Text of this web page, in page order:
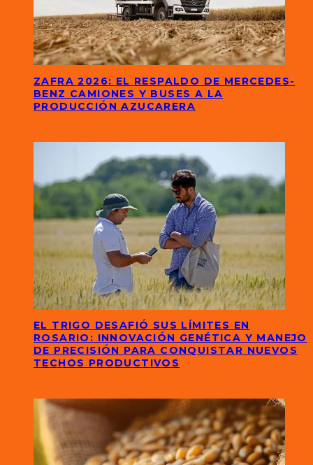
ZAFRA 2026: EL RESPALDO DE MERCEDES-
BENZ CAMIONES Y BUSES A LA
PRODUCCIÓN AZUCARERA
EL TRIGO DESAFIÓ SUS LÍMITES EN
ROSARIO: INNOVACIÓN GENÉTICA Y MANEJO
DE PRECISIÓN PARA CONQUISTAR NUEVOS
TECHOS PRODUCTIVOS